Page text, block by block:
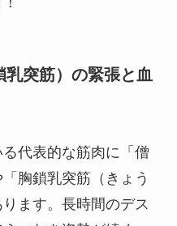
突筋）の緊張と血
代表的な筋肉に「僧
胸鎖乳突筋（きょう
ます。長時間のデス